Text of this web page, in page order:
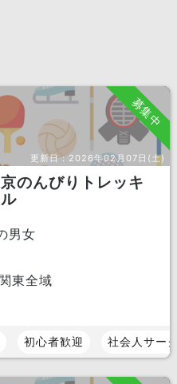
募集中
更新日：2026年02月07日(土)
京のんびりトレッキ
男女
東全域
初心者歓迎 社会人サー